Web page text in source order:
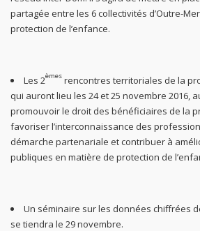
partagée entre les 6 collectivités d’Outre-
protection de l’enfance.
Les 2èmes rencontres territoriales de la
qui auront lieu les 24 et 25 novembre 2016,
promouvoir le droit des bénéficiaires de la
favoriser l’interconnaissance des
démarche partenariale et contribuer à
publiques en matière de protection de
Un séminaire sur les données chiffrées
se tiendra le 29 novembre.